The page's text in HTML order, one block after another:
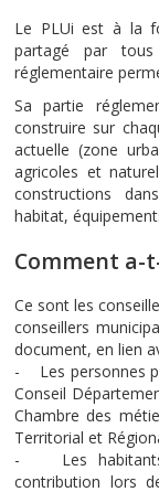
Le PLUi est à la
partagé par
réglementaire
Sa partie
construire sur
actuelle (zone
agricoles et
constructions
habitat,
Comment a-
Ce sont les
conseillers
document, en lien
- Les personnes
Conseil
Chambre des
Territorial et
- Les
contribution lors